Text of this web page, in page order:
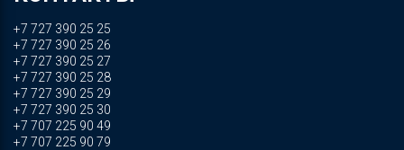
+7 727 390 25 25
+7 727 390 25 26
+7 727 390 25 27
+7 727 390 25 28
+7 727 390 25 29
+7 727 390 25 30
+7 707 225 90 49
+7 707 225 90 79